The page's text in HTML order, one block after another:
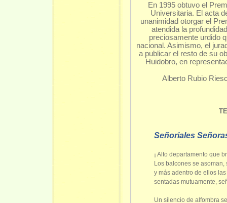
En 1995 obtuvo el
Universitaria. El acta
unanimidad otorgar el
atendida la
preciosamente urdido
nacional. Asimismo, el
a publicar el resto de su
Huidobro, en
Alberto Rubio
Señoriales
¡ Alto departamento que
Los balcones se asoman,
y más adentro de ellos
sentadas mutuamente,
Un silencio de alfombra